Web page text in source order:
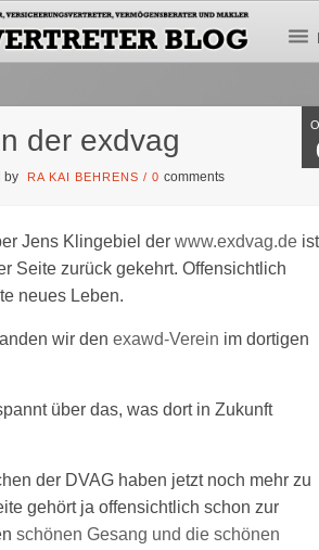
der exdvag
by RA KAI BEHRENS /0comments
Jens Klingebiel derwww.exdvag.de ist
Seite zurück gekehrt. Offensichtlich
neues Leben.
wir denexawd-Verein im dortigen
über das, was dort in Zukunft
der DVAG haben jetzt noch mehr zu
gehört ja offensichtlich schon zur
schönen Gesang und die schönen